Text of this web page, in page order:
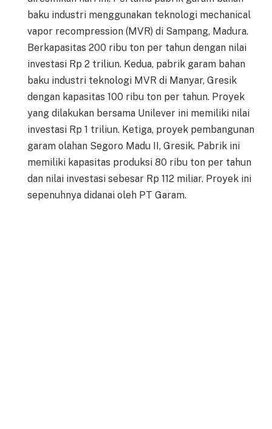
baku industri menggunakan teknologi mechanical
vapor recompression (MVR) di Sampang, Madura.
Berkapasitas 200 ribu ton per tahun dengan nilai
investasi Rp 2 triliun. Kedua, pabrik garam bahan
baku industri teknologi MVR di Manyar, Gresik
dengan kapasitas 100 ribu ton per tahun. Proyek
yang dilakukan bersama Unilever ini memiliki nilai
investasi Rp 1 triliun. Ketiga, proyek pembangunan
garam olahan Segoro Madu II, Gresik. Pabrik ini
memiliki kapasitas produksi 80 ribu ton per tahun
dan nilai investasi sebesar Rp 112 miliar. Proyek ini
sepenuhnya didanai oleh PT Garam.